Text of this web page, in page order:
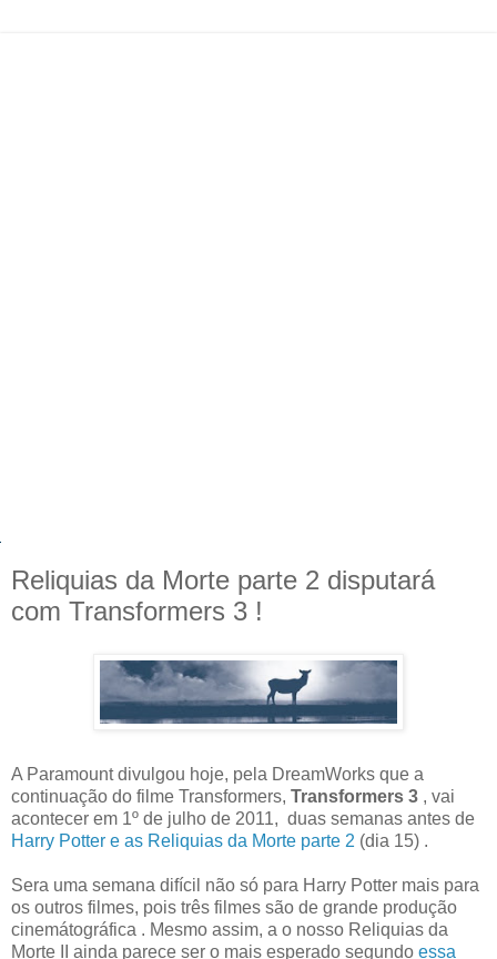
Reliquias da Morte parte 2 disputará
com Transformers 3 !
A Paramount divulgou hoje, pela DreamWorks que a
continuação do filme Transformers, Transformers 3 , vai
acontecer em 1º de julho de 2011, duas semanas antes de
Harry Potter e as Reliquias da Morte parte 2 (dia 15) .
Sera uma semana difícil não só para Harry Potter mais para
os outros filmes, pois três filmes são de grande produção
cinemátográfica . Mesmo assim, a o nosso Reliquias da
Morte II ainda parece ser o mais esperado segundo essa